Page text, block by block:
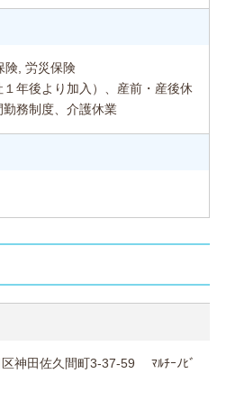
険, 労災保険
年後より加入）、産前・産後休
務制度、介護休業
神田佐久間町3-37-59 ﾏﾙﾁｰﾉﾋﾞ